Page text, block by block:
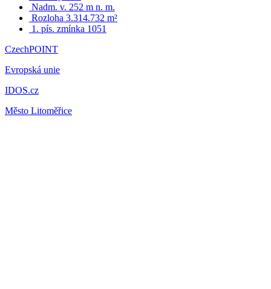
Nadm. v. 252 m n. m.
Rozloha 3.314.732 m²
1. pís. zmínka 1051
CzechPOINT
Evropská unie
IDOS.cz
Město Litoměřice